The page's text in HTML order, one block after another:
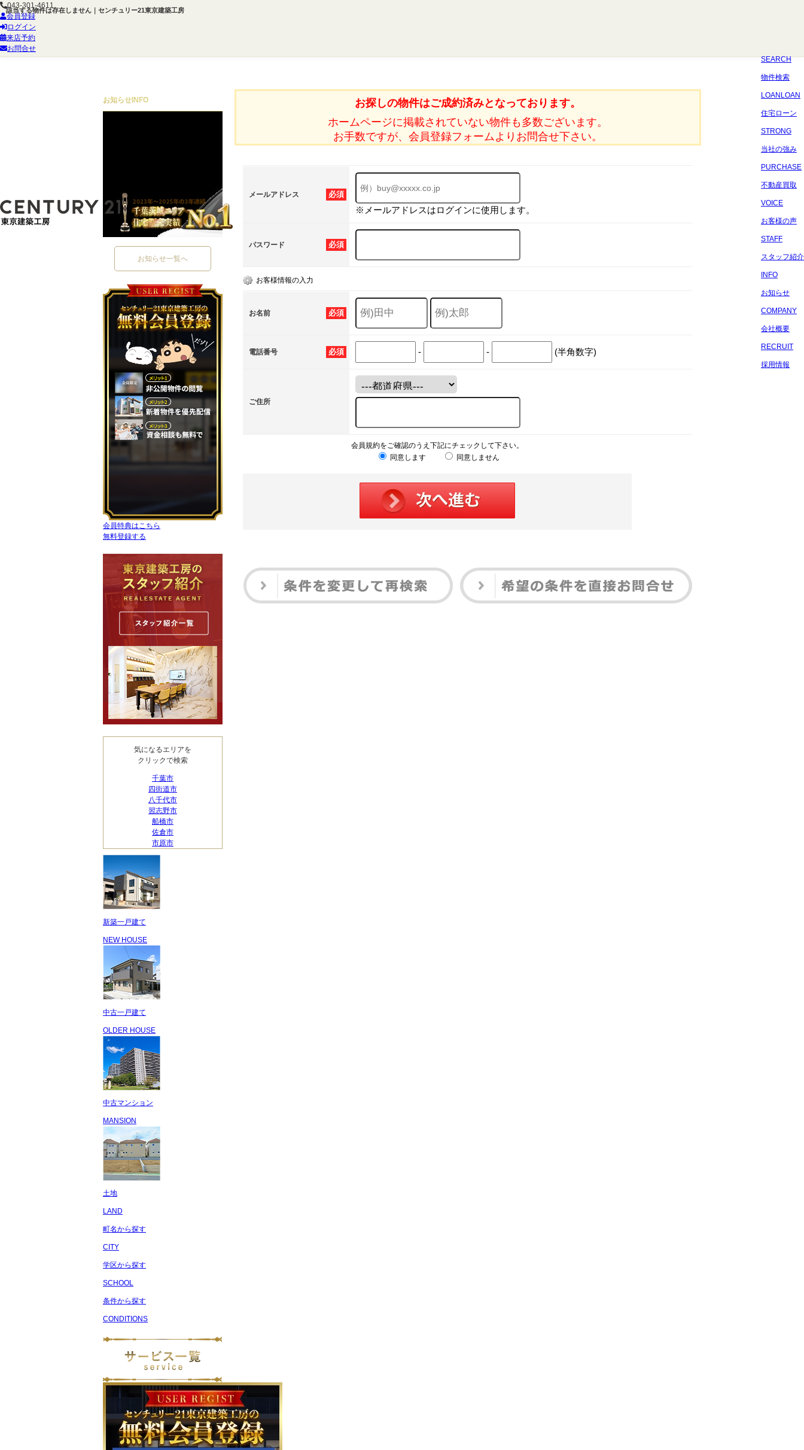
該当する物件は存在しません｜センチュリー21東京建築工房
043-301-4611
会員登録
ログイン
来店予約
お問合せ
SEARCH
物件検索
LOANLOAN
住宅ローン
STRONG
当社の強み
PURCHASE
不動産買取
VOICE
お客様の声
STAFF
スタッフ紹介
INFO
お知らせ
COMPANY
会社概要
RECRUIT
採用情報
お探しの物件はご成約済みとなっております。
ホームページに掲載されていない物件も多数ございます。
お手数ですが、会員登録フォームよりお問合せ下さい。
必須
メールアドレス
※メールアドレスはログインに使用します。
必須
パスワード
お客様情報の入力
必須
お名前
必須
電話番号 - - (半角数字)
ご住所
会員規約をご確認のうえ下記にチェックして下さい。
同意します
同意しません
お知らせ INFO
お知らせ一覧へ
会員特典はこちら
無料登録する
気になるエリアを
クリックで検索
千葉市
四街道市
八千代市
習志野市
船橋市
佐倉市
市原市
新築一戸建て
NEW HOUSE
中古一戸建て
OLDER HOUSE
中古マンション
MANSION
土地
LAND
町名から探す
CITY
学区から探す
SCHOOL
条件から探す
CONDITIONS